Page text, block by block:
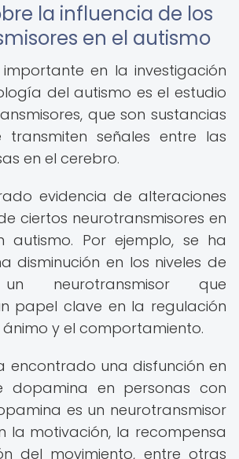
la influencia de los
en el autismo
en la investigación
del autismo es el estudio
que son sustancias
transmiten señales entre las
en el cerebro.
evidencia de alteraciones
ciertos neurotransmisores en
autismo. Por ejemplo, se ha
disminución en los niveles de
un neurotransmisor que
papel clave en la regulación
y el comportamiento.
encontrado una disfunción en
dopamina en personas con
es un neurotransmisor
la motivación, la recompensa
del movimiento, entre otras